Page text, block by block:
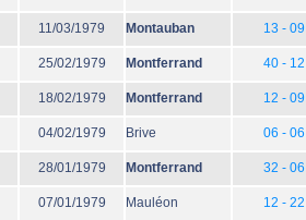
11/03/1979 Montauban 13 - 09
25/02/1979 Montferrand 40 - 12
18/02/1979 Montferrand 12 - 09
04/02/1979 Brive 06 - 06
28/01/1979 Montferrand 32 - 06
07/01/1979 Mauléon 12 - 22